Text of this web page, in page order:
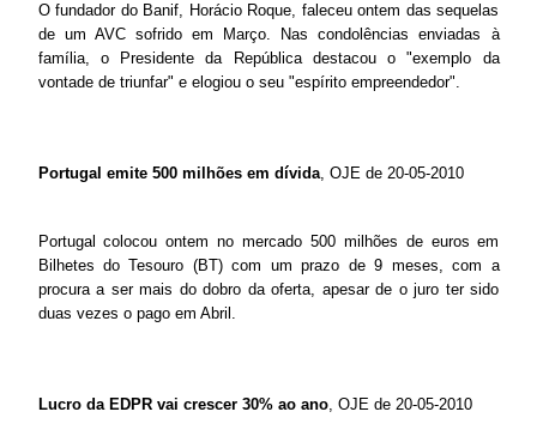
O fundador do Banif, Horácio Roque, faleceu ontem das sequelas
de um AVC sofrido em Março. Nas condolências enviadas à
família, o Presidente da República destacou o "exemplo da
vontade de triunfar" e elogiou o seu "espírito empreendedor".
Portugal emite 500 milhões em dívida, OJE de 20-05-2010
Portugal colocou ontem no mercado 500 milhões de euros em
Bilhetes do Tesouro (BT) com um prazo de 9 meses, com a
procura a ser mais do dobro da oferta, apesar de o juro ter sido
duas vezes o pago em Abril.
Lucro da EDPR vai crescer 30% ao ano, OJE de 20-05-2010